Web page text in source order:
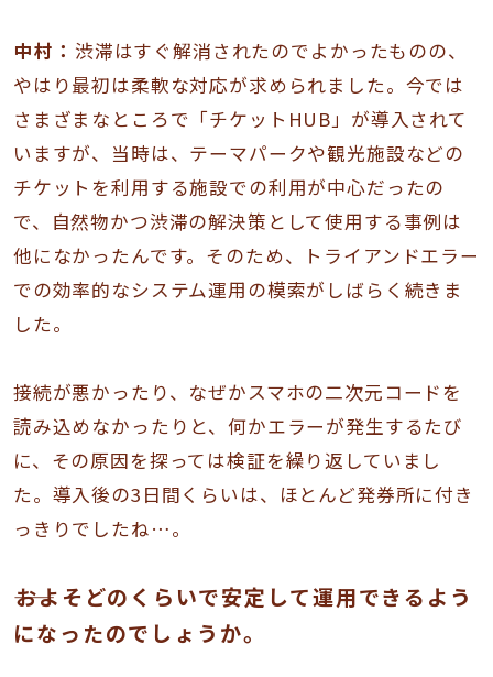
中村： 渋滞はすぐ解消されたのでよかったものの、
やはり最初は柔軟な対応が求められました。今では
さまざまなところで「チケットHUB」が導入されて
いますが、当時は、テーマパークや観光施設などの
チケットを利用する施設での利用が中心だったの
で、自然物かつ渋滞の解決策として使用する事例は
他になかったんです。そのため、トライアンドエラー
での効率的なシステム運用の模索がしばらく続きま
した。
接続が悪かったり、なぜかスマホの二次元コードを
読み込めなかったりと、何かエラーが発生するたび
に、その原因を探っては検証を繰り返していまし
た。導入後の3日間くらいは、ほとんど発券所に付き
っきりでしたね…。
――およそどのくらいで安定して運用できるよう
になったのでしょうか。